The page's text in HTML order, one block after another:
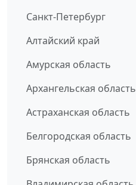
Санкт-Петербург
Алтайский край
Амурская область
Архангельская область
Астраханская область
Белгородская область
Брянская область